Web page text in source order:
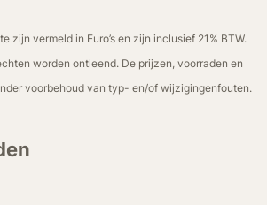
zijn vermeld in Euro’s en zijn inclusief 21% BTW.
worden ontleend. De prijzen, voorraden en
voorbehoud van typ- en/of wijzigingenfouten.